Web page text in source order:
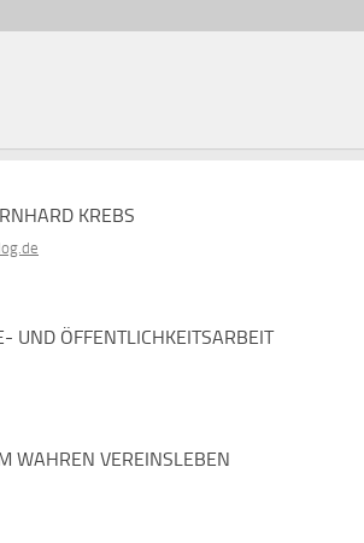
KREBS
UND ÖFFENTLICHKEITSARBEIT
WAHREN VEREINSLEBEN